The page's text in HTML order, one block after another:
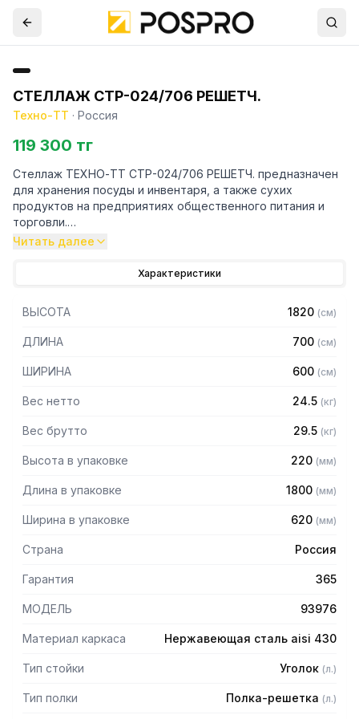
СТЕЛЛАЖ СТР-024/706 РЕШЕТЧ.
Техно-ТТ · Россия
119 300 тг
Стеллаж ТЕХНО-ТТ СТР-024/706 РЕШЕТЧ. предназначен
для хранения посуды и инвентаря, а также сухих
продуктов на предприятиях общественного питания и
торговли.
430 толщиной 2 мм
— Четыре решетчатые полки из нержавеющей стали
марки AISI 430 толщиной 0,8 мм
— Расстояние между полками регулируемое с шагом 50
— Регулируемые опоры
Читать далее
Характеристики
ВЫСОТА 1820 (см)
ДЛИНА 700 (см)
ШИРИНА 600 (см)
Вес нетто 24.5 (кг)
Вес брутто 29.5 (кг)
Высота в упаковке 220 (мм)
Длина в упаковке 1800 (мм)
Ширина в упаковке 620 (мм)
Страна Россия
Гарантия 365
МОДЕЛЬ 93976
Материал каркаса Нержавеющая сталь aisi 430
Тип стойки Уголок (л.)
Тип полки Полка-решетка (л.)